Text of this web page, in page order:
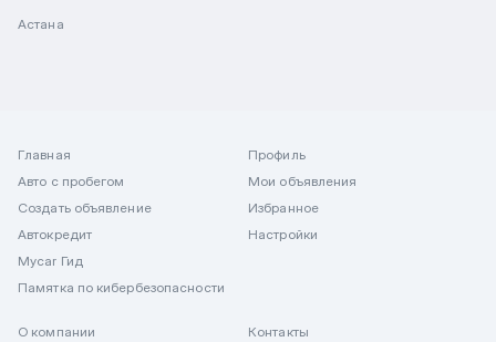
Астана
Главная
Авто с пробегом
Создать объявление
Автокредит
Mycar Гид
Памятка по кибербезопасности
Профиль
Мои объявления
Избранное
Настройки
О компании
Контакты